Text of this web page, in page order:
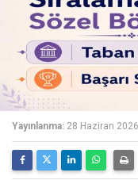
Yayınlanma: 28 Haziran